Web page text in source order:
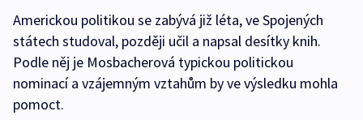
Americkou politikou se zabývá již léta, ve Spojených
státech studoval, později učil a napsal desítky knih.
Podle něj je Mosbacherová typickou politickou
nominací a vzájemným vztahům by ve výsledku mohla
pomoct.